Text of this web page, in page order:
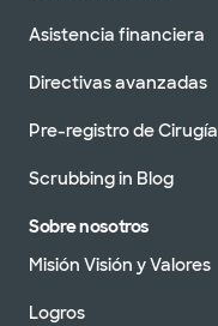
Asistencia financiera
Directivas avanzadas
Pre-registro de Cirugía
Scrubbing in Blog
Sobre nosotros
Misión Visión y Valores
Logros